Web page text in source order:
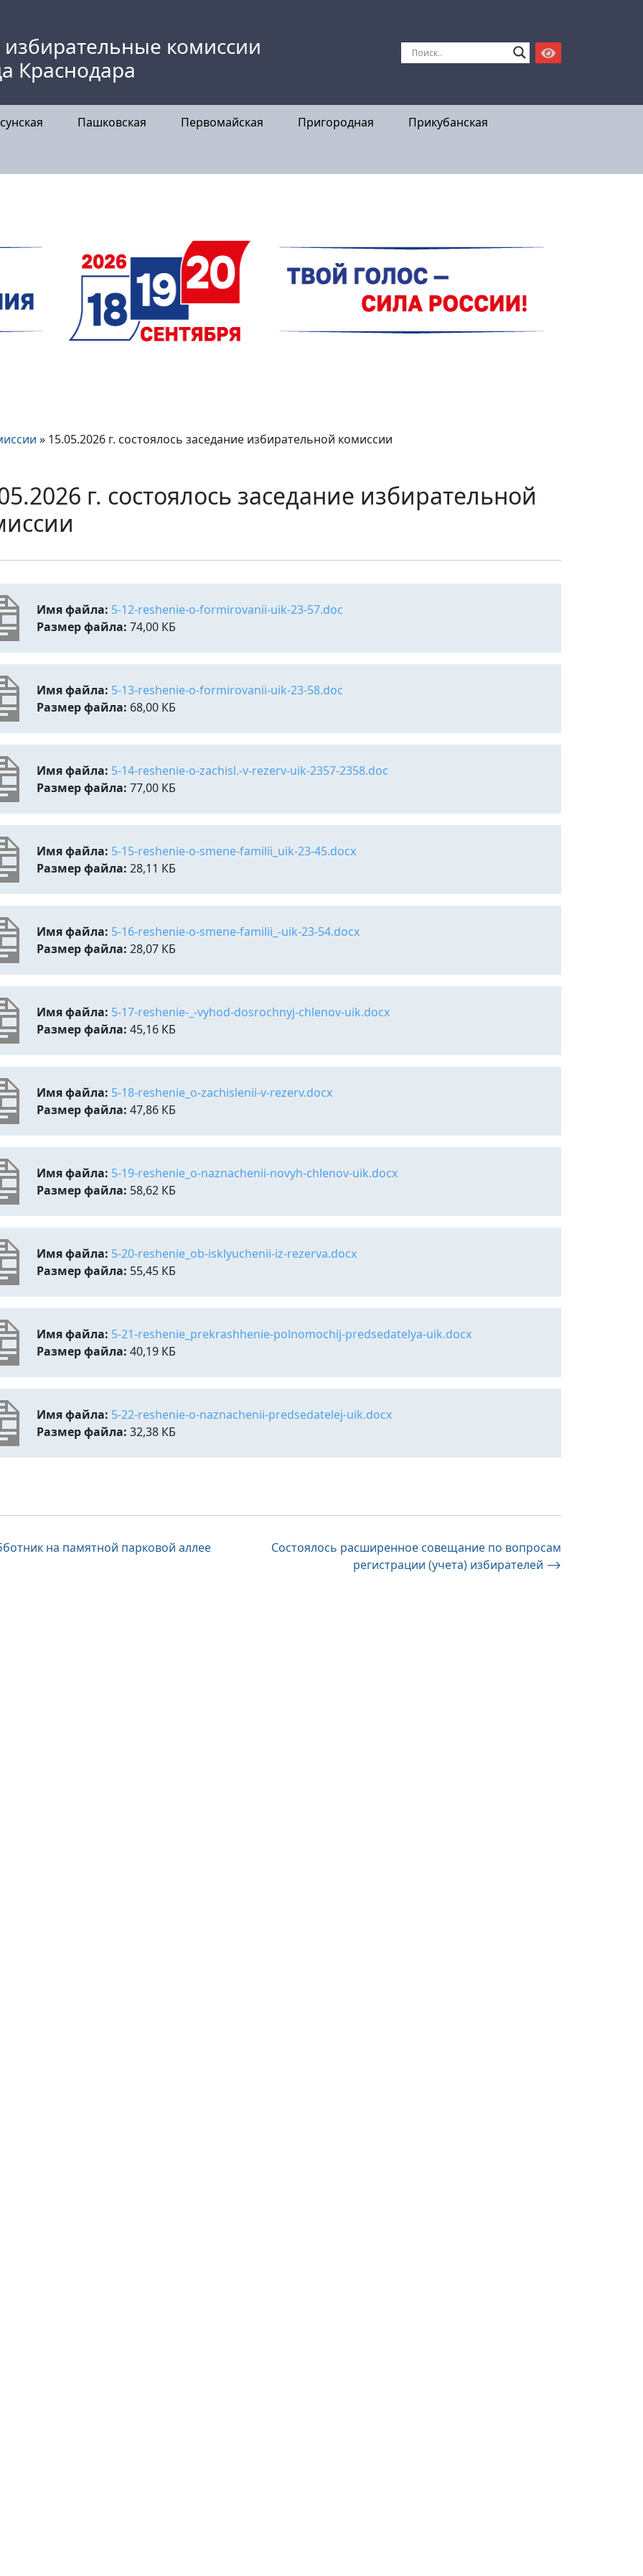
комиссии
Краснодара
Пашковская Первомайская Пригородная Прикубанская
» 15.05.2026 г. состоялось заседание избирательной комиссии
г. состоялось заседание избирательной
Имя файла: 5-12-reshenie-o-formirovanii-uik-23-57.doc
Размер файла: 74,00 КБ
Имя файла: 5-13-reshenie-o-formirovanii-uik-23-58.doc
Размер файла: 68,00 КБ
Имя файла: 5-14-reshenie-o-zachisl.-v-rezerv-uik-2357-2358.doc
Размер файла: 77,00 КБ
Имя файла: 5-15-reshenie-o-smene-familii_uik-23-45.docx
Размер файла: 28,11 КБ
Имя файла: 5-16-reshenie-o-smene-familii_-uik-23-54.docx
Размер файла: 28,07 КБ
Имя файла: 5-17-reshenie-_-vyhod-dosrochnyj-chlenov-uik.docx
Размер файла: 45,16 КБ
Имя файла: 5-18-reshenie_o-zachislenii-v-rezerv.docx
Размер файла: 47,86 КБ
Имя файла: 5-19-reshenie_o-naznachenii-novyh-chlenov-uik.docx
Размер файла: 58,62 КБ
Имя файла: 5-20-reshenie_ob-isklyuchenii-iz-rezerva.docx
Размер файла: 55,45 КБ
Имя файла: 5-21-reshenie_prekrashhenie-polnomochij-predsedatelya-uik.docx
Размер файла: 40,19 КБ
Имя файла: 5-22-reshenie-o-naznachenii-predsedatelej-uik.docx
Размер файла: 32,38 КБ
на памятной парковой аллее
Состоялось расширенное совещание по вопросам
регистрации (учета) избирателей ⟶